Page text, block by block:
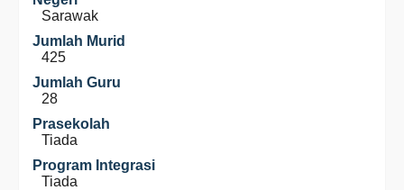
Sarawak
Jumlah Murid
425
Jumlah Guru
28
Prasekolah
Tiada
Program Integrasi
Tiada